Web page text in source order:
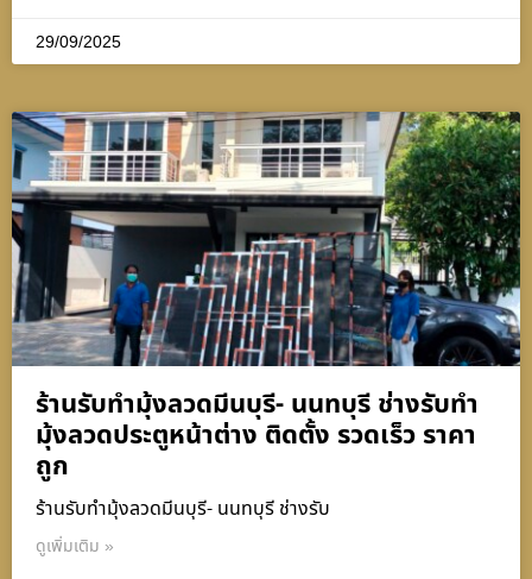
29/09/2025
ร้านรับทำมุ้งลวดมีนบุรี- นนทบุรี ช่างรับทำ
มุ้งลวดประตูหน้าต่าง ติดตั้ง รวดเร็ว ราคา
ถูก
ร้านรับทำมุ้งลวดมีนบุรี- นนทบุรี ช่างรับ
ดูเพิ่มเติม »